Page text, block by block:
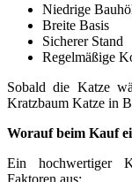
Niedrige
Breite Basis
Sicherer Stand
Regelmäßige
Sobald die Katze
Kratzbaum Katze in
Worauf beim Kauf
Ein hochwertiger
Faktoren aus: